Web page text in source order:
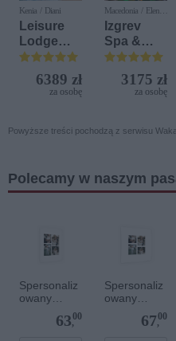
Kenia / Diani
Leisure
Lodge
Beach &
Golf
Resort by
Diamonds
6389 zł
za osobę
Macedonia / Elen
Kamen
Izgrev
Spa &
Aquapark
3175 zł
za osobę
Powyższe treści pochodzą z serwisu
Polecamy w naszym
Spersonaliz
owany
plakat - 30 x
63,
00
Spersonaliz
owany
plakat - 40 x
67,
00